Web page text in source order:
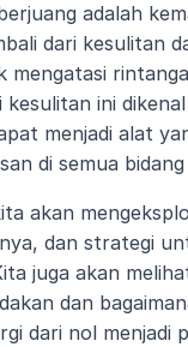
adalah
dari kesulitan
mengatasi
kesulitan ini
menjadi alat
di semua
akan
dan strategi
juga akan
dan
dari nol menjadi